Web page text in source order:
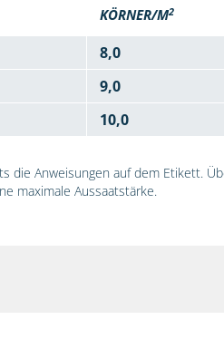
KÖRNER/M2
8,0
9,0
10,0
die Anweisungen auf dem Etikett.
maximale Aussaatstärke.